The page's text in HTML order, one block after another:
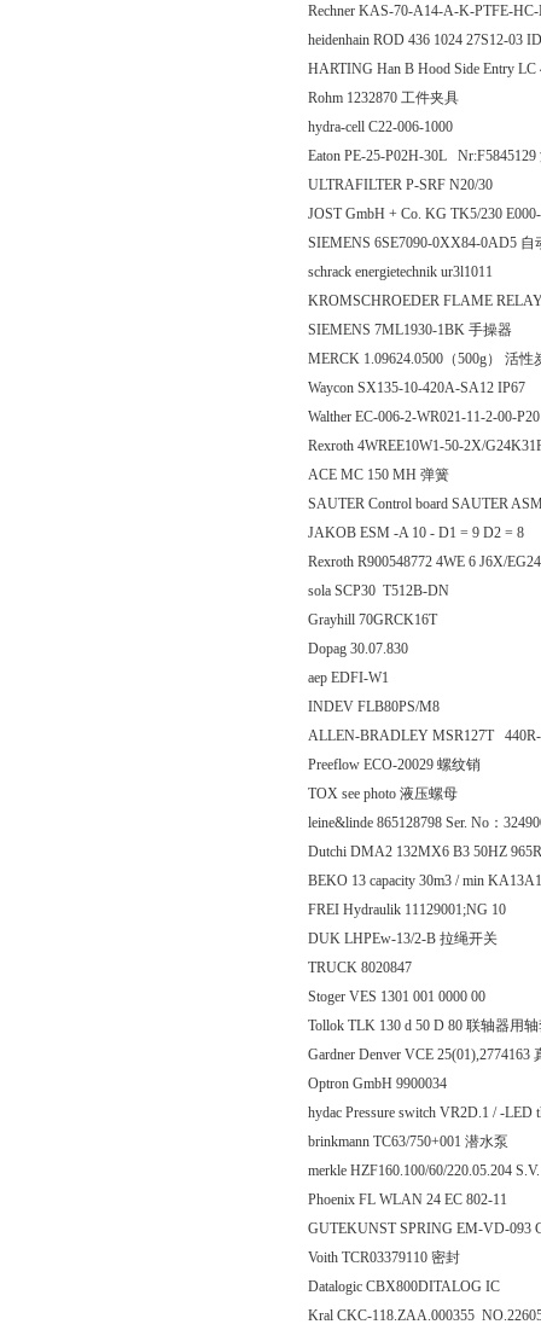
Rechner KAS-70-A14-A-K-PTFE-
heidenhain ROD 436 1024 27S12-03
HARTING Han B Hood Side Entry
Rohm 1232870 工件夹具
hydra-cell C22-006-1000
Eaton PE-25-P02H-30L Nr:F5845129
ULTRAFILTER P-SRF N20/30
JOST GmbH + Co. KG TK5/230
SIEMENS 6SE7090-0XX84-0AD5 自
schrack energietechnik ur3l1011
KROMSCHROEDER FLAME
SIEMENS 7ML1930-1BK 手操器
MERCK 1.09624.0500（500g） 活性
Waycon SX135-10-420A-SA12 IP67
Walther EC-006-2-WR021-11-2-00-
Rexroth 4WREE10W1-50-2X/
ACE MC 150 MH 弹簧
SAUTER Control board SAUTER
JAKOB ESM -A 10 - D1 = 9 D2 = 8
Rexroth R900548772 4WE 6 J6X/
sola SCP30 T512B-DN
Grayhill 70GRCK16T
Dopag 30.07.830
aep EDFI-W1
INDEV FLB80PS/M8
ALLEN-BRADLEY MSR127T
Preeflow ECO-20029 螺纹销
TOX see photo 液压螺母
leine&linde 865128798 Ser. No：
Dutchi DMA2 132MX6 B3 50HZ
BEKO 13 capacity 30m3 / min
FREI Hydraulik 11129001;NG 10
DUK LHPEw-13/2-B 拉绳开关
TRUCK 8020847
Stoger VES 1301 001 0000 00
Tollok TLK 130 d 50 D 80 联轴器用
Gardner Denver VCE 25(01),2774163
Optron GmbH 9900034
hydac Pressure switch VR2D.1 / -LED
brinkmann TC63/750+001 潜水泵
merkle HZF160.100/60/220.05.204
Phoenix FL WLAN 24 EC 802-11
GUTEKUNST SPRING EM-VD-093
Voith TCR03379110 密封
Datalogic CBX800DITALOG IC
Kral CKC-118.ZAA.000355